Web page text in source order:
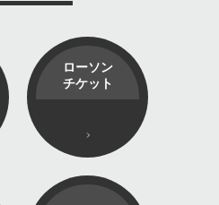
ローソン
チケット